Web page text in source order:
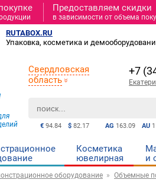
Предоставляем скидки
в зависимости от объема
RUTABOX.RU
Упаковка, косметика и
AG 163.09 AU
€ 94.84 $ 82.17
Свердловская
область
+7
Косметика
ювелирная
и
оборудование Объемные